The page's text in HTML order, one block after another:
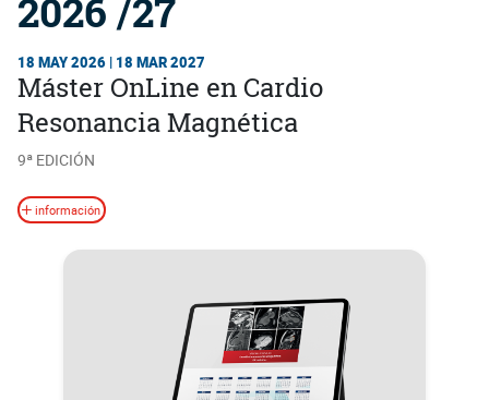
2026 /27
18 MAY 2026 | 18 MAR 2027
Máster OnLine en Cardio
Resonancia Magnética
9ª EDICIÓN
información